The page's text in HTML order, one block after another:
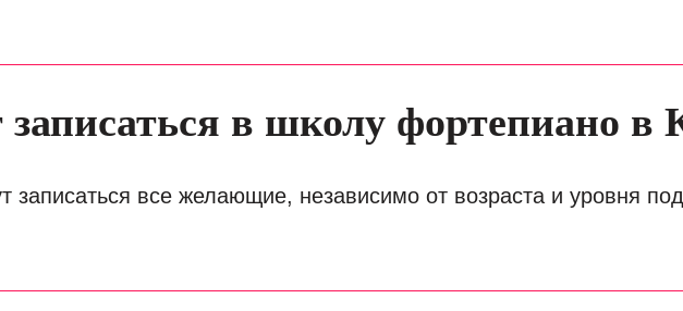
в школу фортепиано в
записаться все желающие, независимо от возраста и уровня